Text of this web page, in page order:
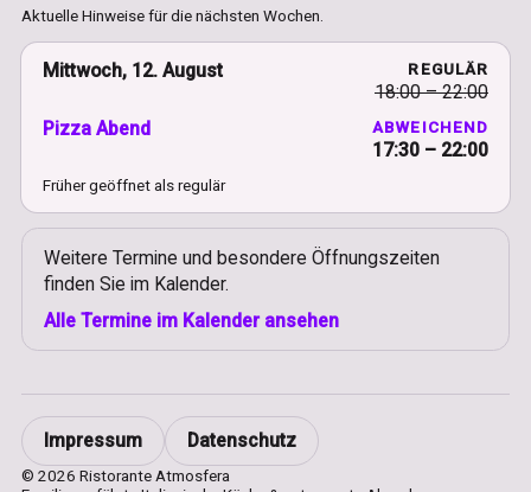
Aktuelle Hinweise für die nächsten Wochen.
Mittwoch, 12. August REGULÄR
18:00 – 22:00
Pizza Abend
ABWEICHEND
17:30 – 22:00
Früher geöffnet als regulär
Weitere Termine und besondere Öffnungszeiten
finden Sie im Kalender.
Alle Termine im Kalender ansehen
Impressum Datenschutz
© 2026 Ristorante Atmosfera